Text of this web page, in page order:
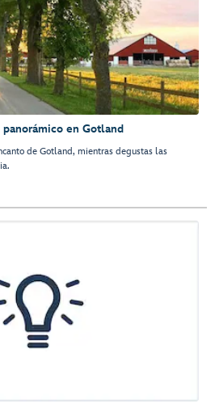
en Gotland
de Gotland, mientras degustas las